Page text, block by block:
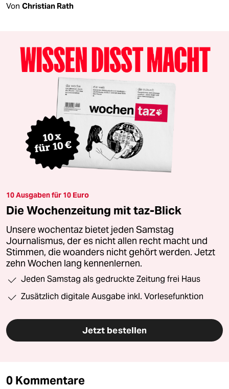
Von Christian Rath
10 Ausgaben für 10 Euro
Die Wochenzeitung mit taz-Blick
Unsere wochentaz bietet jeden Samstag
Journalismus, der es nicht allen recht macht und
Stimmen, die woanders nicht gehört werden. Jetzt
zehn Wochen lang kennenlernen.
Jeden Samstag als gedruckte Zeitung frei Haus
Zusätzlich digitale Ausgabe inkl. Vorlesefunktion
Jetzt bestellen
0 Kommentare